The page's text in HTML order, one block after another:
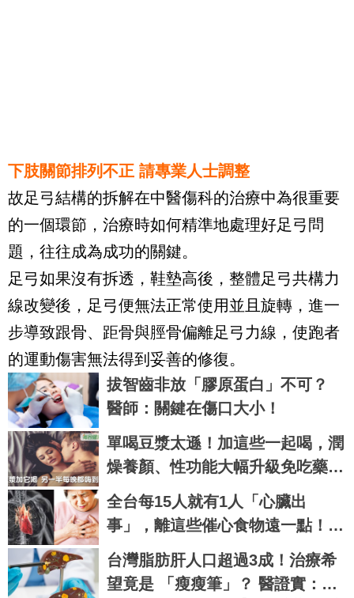
下肢關節排列不正 請專業人士調整
故足弓結構的拆解在中醫傷科的治療中為很重要
的一個環節，治療時如何精準地處理好足弓問
題，往往成為成功的關鍵。
足弓如果沒有拆透，鞋墊高後，整體足弓共構力
線改變後，足弓便無法正常使用並且旋轉，進一
步導致跟骨、距骨與脛骨偏離足弓力線，使跑者
的運動傷害無法得到妥善的修復。
拔智齒非放「膠原蛋白」不可？
醫師：關鍵在傷口大小！
單喝豆漿太遜！加這些一起喝，潤
燥養顏、性功能大幅升級免吃藥｜
每日健康 Health
全台每15人就有1人「心臟出
事」，離這些催心食物遠一點！一
秒學會「護心大法」｜每日健康 H
ealth
台灣脂肪肝人口超過3成！治療希
望竟是 「瘦瘦筆」？ 醫證實：有